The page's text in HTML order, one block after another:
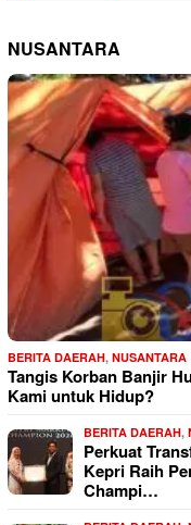
NUSANTARA
BERITA DAERAH, NUSANTARA
Tangis Korban Banjir
Kami untuk Hidup?
BERITA DAERAH,
Perkuat
Kepri Raih
Champi…